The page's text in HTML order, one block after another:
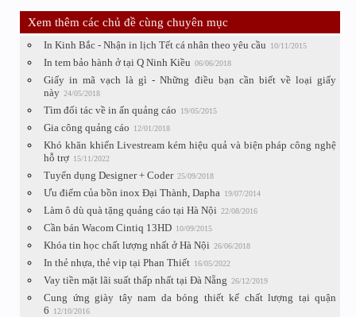
Xem thêm các chủ đề cùng chuyên mục
In Kinh Bắc - Nhận in lịch Tết cá nhân theo yêu cầu 10/11/2015
In tem bảo hành ở tại Q Ninh Kiều 06/06/2018
Giấy in mã vạch là gì - Những điều bạn cần biết về loại giấy
này 24/05/2018
Tìm đối tác về in ấn quảng cáo 19/05/2015
Gia công quảng cáo 12/01/2018
Khó khăn khiến Livestream kém hiệu quả và biện pháp công nghệ
hỗ trợ 15/11/2022
Tuyển dụng Designer + Coder 25/09/2018
Ưu điểm của bồn inox Đại Thành, Dapha 19/07/2014
Làm ô dù quà tặng quảng cáo tại Hà Nội 22/08/2016
Cần bán Wacom Cintiq 13HD 10/09/2015
Khóa tin học chất lượng nhất ở Hà Nội 26/06/2018
In thẻ nhựa, thẻ vip tại Phan Thiết 16/05/2022
Vay tiền mặt lãi suất thấp nhất tại Đà Nẵng 26/12/2019
Cung ứng giày tây nam da bóng thiết kế chất lượng tại quận
6
12/10/2016